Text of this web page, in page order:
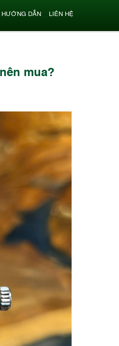
HƯỚNG DẪN LIÊN HỆ
mua?